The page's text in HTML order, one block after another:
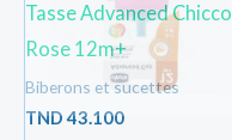
Tasse Advanced Chicco
Rose 12m+
Biberons et sucettes
TND 43.100